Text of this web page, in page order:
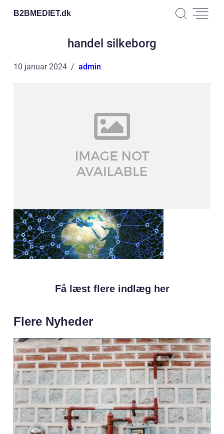
B2BMEDIET.dk
handel silkeborg
10 januar 2024 admin
Få læst flere indlæg her
Flere Nyheder